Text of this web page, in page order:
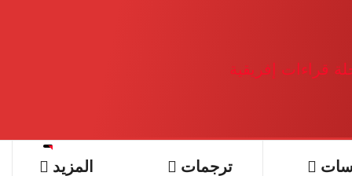
ترجمات المزيد